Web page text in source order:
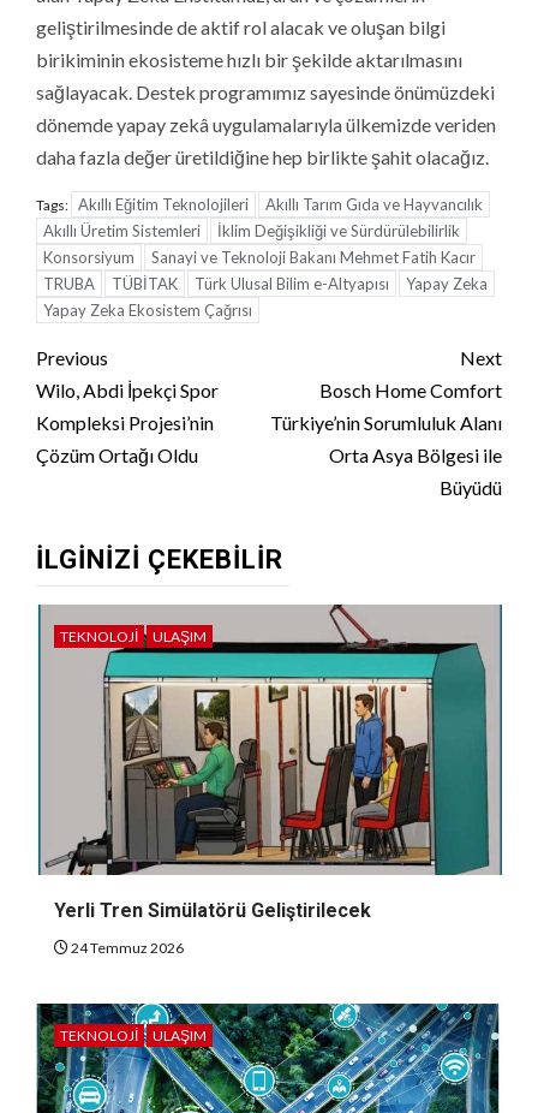
geliştirilmesinde de aktif rol alacak ve oluşan bilgi
birikiminin ekosisteme hızlı bir şekilde aktarılmasını
sağlayacak. Destek programımız sayesinde önümüzdeki
dönemde yapay zekâ uygulamalarıyla ülkemizde veriden
daha fazla değer üretildiğine hep birlikte şahit olacağız.
Tags: Akıllı Eğitim Teknolojileri
Akıllı Tarım Gıda ve Hayvancılık
Akıllı Üretim Sistemleri
İklim Değişikliği ve Sürdürülebilirlik
Konsorsiyum
Sanayi ve Teknoloji Bakanı Mehmet Fatih Kacır
TRUBA
TÜBİTAK Türk Ulusal Bilim e-Altyapısı
Yapay Zeka
Yapay Zeka Ekosistem Çağrısı
Continue
Reading
Previous
Wilo, Abdi İpekçi Spor
Kompleksi Projesi’nin
Çözüm Ortağı Oldu
Next
Bosch Home Comfort
Türkiye’nin Sorumluluk Alanı
Orta Asya Bölgesi ile
Büyüdü
İLGINIZI ÇEKEBILIR
TEKNOLOJI ULAŞIM
Yerli Tren Simülatörü Geliştirilecek
24 Temmuz 2026
TEKNOLOJI ULAŞIM